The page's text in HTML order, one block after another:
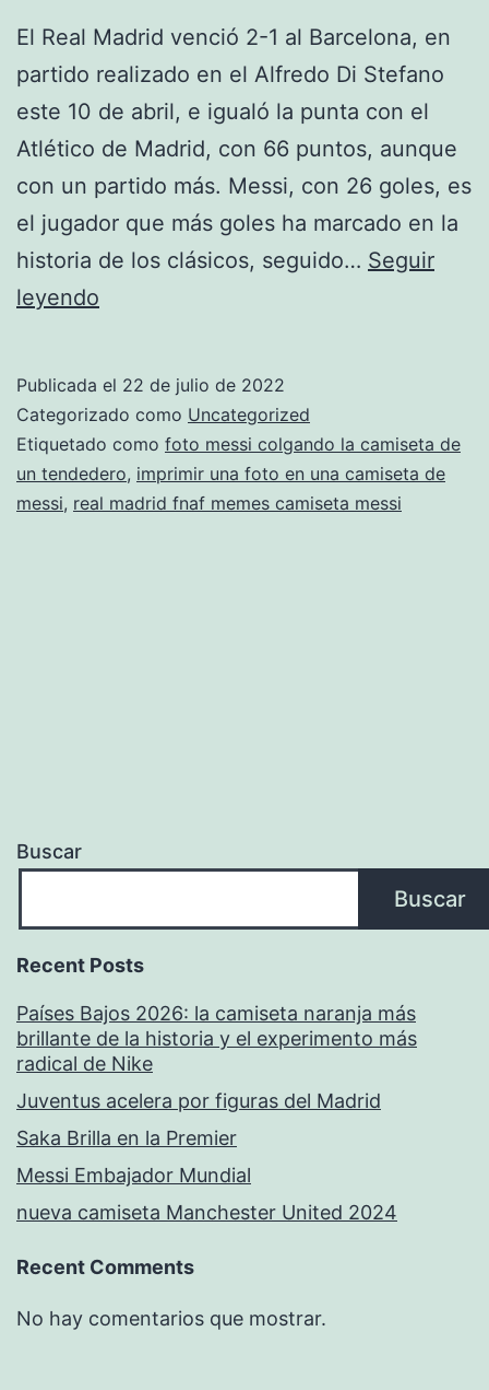
El Real Madrid venció 2-1 al Barcelona, en
partido realizado en el Alfredo Di Stefano
este 10 de abril, e igualó la punta con el
Atlético de Madrid, con 66 puntos, aunque
con un partido más. Messi, con 26 goles, es
el jugador que más goles ha marcado en la
historia de los clásicos, seguido… Seguir
leyendo
Dos
Temporadas
Publicada el 22 de julio de 2022
Categorizado como Uncategorized
Etiquetado como foto messi colgando la camiseta de
un tendedero, imprimir una foto en una camiseta de
messi, real madrid fnaf memes camiseta messi
Buscar
Buscar
Recent Posts
Países Bajos 2026: la camiseta naranja más
brillante de la historia y el experimento más
radical de Nike
Juventus acelera por figuras del Madrid
Saka Brilla en la Premier
Messi Embajador Mundial
nueva camiseta Manchester United 2024
Recent Comments
No hay comentarios que mostrar.